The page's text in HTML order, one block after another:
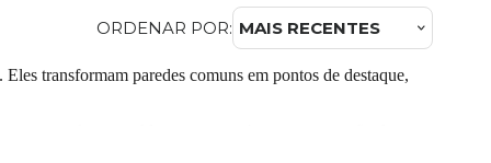
ORDENAR POR: MAIS RECENTES
transformam paredes comuns em pontos de destaque,
tamanhos e molduras, com acabamentos que vão do